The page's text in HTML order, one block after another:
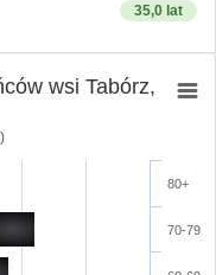
35,0 lat
wsi Tabórz,
70-79
80+